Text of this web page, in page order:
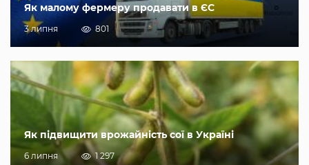
Як малому фермеру продавати в ЄС
3 липня 801
Як підвищити врожайність сої в Україні
6 липня 1 297